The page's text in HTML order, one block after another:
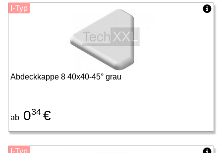
Abdeckkappe 8 40x40-45° grau
ab 034 €
I-Typ
I-Typ